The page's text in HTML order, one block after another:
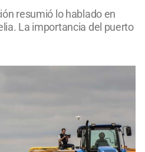
resumió lo hablado en
La importancia del puerto